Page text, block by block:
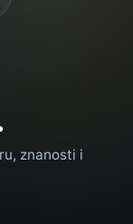
znanosti i